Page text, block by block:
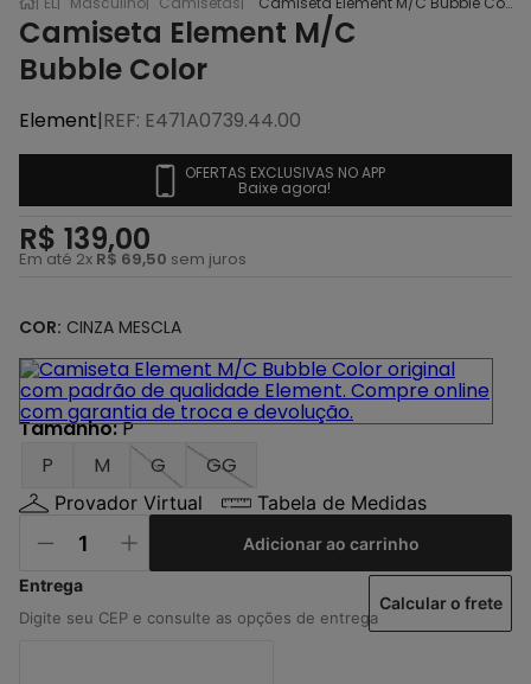
Camiseta Element M/C
Bubble Color
Element|REF: E471A0739.44.00
OFERTAS EXCLUSIVAS NO APP
Baixe agora!
R$ 139,00
Em até 2x R$ 69,50 sem juros
COR: CINZA MESCLA
Tamanho:P
P
M G GG
Provador Virtual Tabela de Medidas
Adicionar ao carrinho
Calcular o frete